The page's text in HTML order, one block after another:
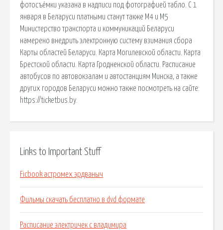
фотосъёмки указана в надписи под фотографией табло. С 1
января в Беларуси платными станут также М4 и М5
Министерство транспорта и коммуникаций Беларуси
намерено внедрить электронную систему взимания сбора
Карты областей Беларуси. Карта Могилевской области. Карта
Брестской области. Карта Гродненской области. Расписание
автобусов по автовокзалам и автостанциям Минска, а также
других городов Беларуси можно также посмотреть на сайте:
https://ticketbus.by.
Links to Important Stuff
Ficbook астромех эрдваныч
Фильмы скачать бесплатно в dvd формате
Расписание электричек с владимира